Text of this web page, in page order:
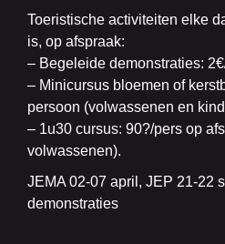
Toeristische activiteiten elke
is, op afspraak:
– Begeleide demonstraties:
– Minicursus bloemen of
persoon (volwassenen en
– 1u30 cursus: 90?/pers op
volwassenen).
JEMA 02-07 april, JEP 21-22
demonstraties